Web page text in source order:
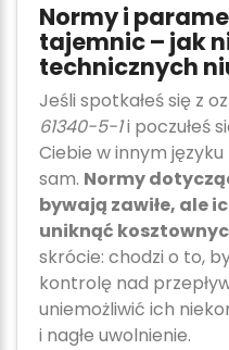
Normy i
tajemnic – jak
technicznych
Jeśli spotkałeś się z
61340-5-1i poczułeś
Ciebie w innym
sam. Normy
bywają zawiłe, ale
uniknąć
skrócie: chodzi o to,
kontrolę nad
uniemożliwić ich
i nagłe uwolnienie.